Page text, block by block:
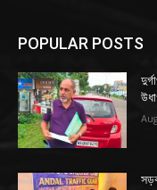
POPULAR POSTS